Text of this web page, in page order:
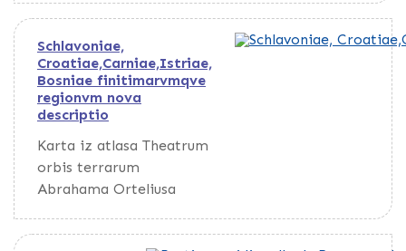
meditatio
nes de
fabrica
mundi et
fabricati
figura
Schlavoniae,
Croatiae,Carniae,Istriae,
Bosniae finitimarvmqve
regionvm nova
descriptio
Karta iz atlasa Theatrum
orbis terrarum
Abrahama Orteliusa